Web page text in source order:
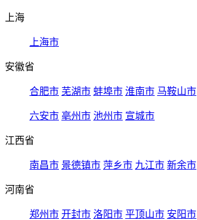
上海
上海市
安徽省
合肥市 芜湖市 蚌埠市 淮南市 马鞍山市
六安市 亳州市 池州市 宣城市
江西省
南昌市 景德镇市 萍乡市 九江市 新余市
河南省
郑州市 开封市 洛阳市 平顶山市 安阳市